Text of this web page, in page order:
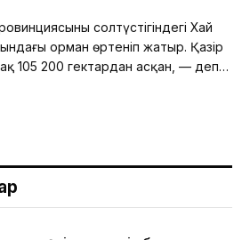
солтүстігіндегі Хай
орман өртеніп жатыр. Қазір
105 200 гектардан асқан, — деп…